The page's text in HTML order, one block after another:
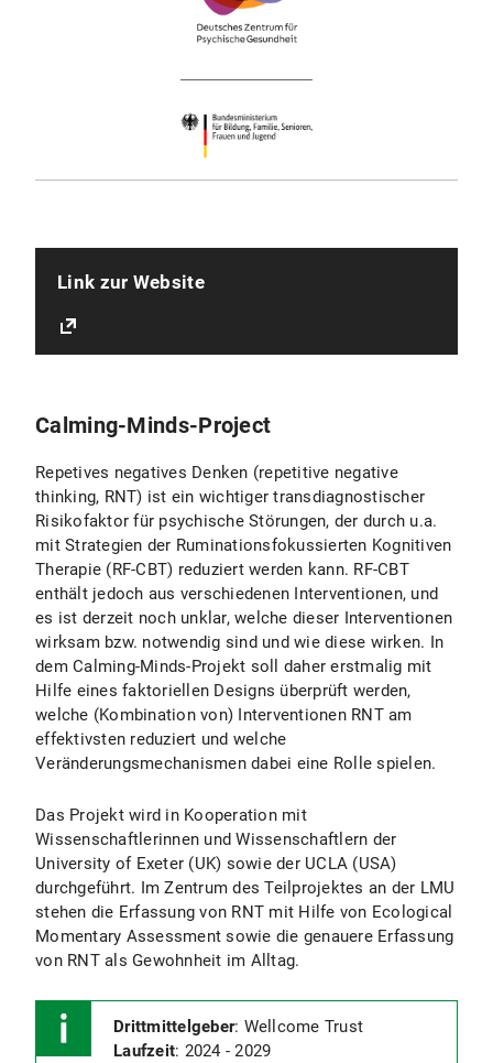
Link zur Website
Calming-Minds-Project
Repetives negatives Denken (repetitive negative
thinking, RNT) ist ein wichtiger transdiagnostischer
Risikofaktor für psychische Störungen, der durch u.a.
mit Strategien der Ruminationsfokussierten Kognitiven
Therapie (RF-CBT) reduziert werden kann. RF-CBT
enthält jedoch aus verschiedenen Interventionen, und
es ist derzeit noch unklar, welche dieser Interventionen
wirksam bzw. notwendig sind und wie diese wirken. In
dem Calming-Minds-Projekt soll daher erstmalig mit
Hilfe eines faktoriellen Designs überprüft werden,
welche (Kombination von) Interventionen RNT am
effektivsten reduziert und welche
Veränderungsmechanismen dabei eine Rolle spielen.
Das Projekt wird in Kooperation mit
Wissenschaftlerinnen und Wissenschaftlern der
University of Exeter (UK) sowie der UCLA (USA)
durchgeführt. Im Zentrum des Teilprojektes an der LMU
stehen die Erfassung von RNT mit Hilfe von Ecological
Momentary Assessment sowie die genauere Erfassung
von RNT als Gewohnheit im Alltag.
Drittmittelgeber: Wellcome Trust
Laufzeit: 2024 - 2029